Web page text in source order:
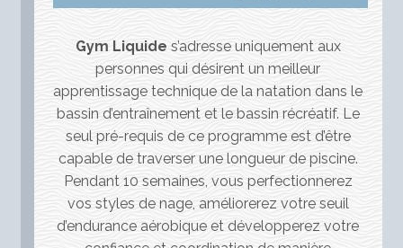
Gym Liquide s’adresse uniquement aux
personnes qui désirent un meilleur
apprentissage technique de la natation dans le
bassin d’entraînement et le bassin récréatif. Le
seul pré-requis de ce programme est d’être
capable de traverser une longueur de piscine.
Pendant 10 semaines, vous perfectionnerez
vos styles de nage, améliorerez votre seuil
d’endurance aérobique et développerez votre